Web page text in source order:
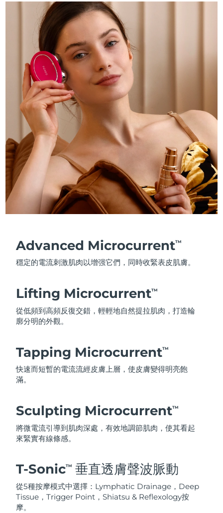
Advanced MicrocurrentTM
穩定的電流刺激肌肉以增强它們，同時收緊表皮肌膚。
Lifting MicrocurrentTM
從低頻到高頻反復交錯，輕輕地自然提拉肌肉，打造輪
廓分明的外觀。
Tapping MicrocurrentTM
快速而短暫的電流流經皮膚上層，使皮膚變得明亮飽
滿。
Sculpting MicrocurrentTM
將微電流引導到肌肉深處，有效地調節肌肉，使其看起
來緊實有線條感。
T-SonicTM 垂直透膚聲波脈動
從5種按摩模式中選擇：Lymphatic Drainage，Deep
Tissue，Trigger Point，Shiatsu & Reflexology按
摩。